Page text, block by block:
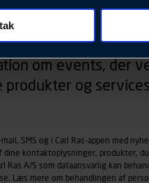
der besøges, browsertype,
de features, der anvendes.
der personoplysninger
app), herunder færden
adresse, informationer om
om events, der
produkter og
SMS og i Carl Ras-appen med
kontaktoplysninger, produkter,
A/S som dataansvarlig kan
Læs mere om behandlingen af